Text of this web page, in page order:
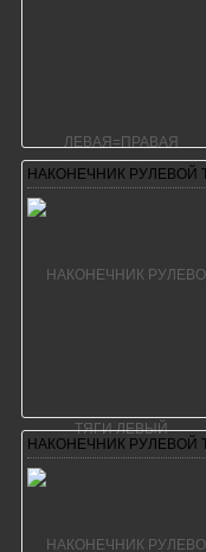
НАКОНЕЧНИК РУЛЕВОЙ
НАКОНЕЧНИК РУЛЕВОЙ